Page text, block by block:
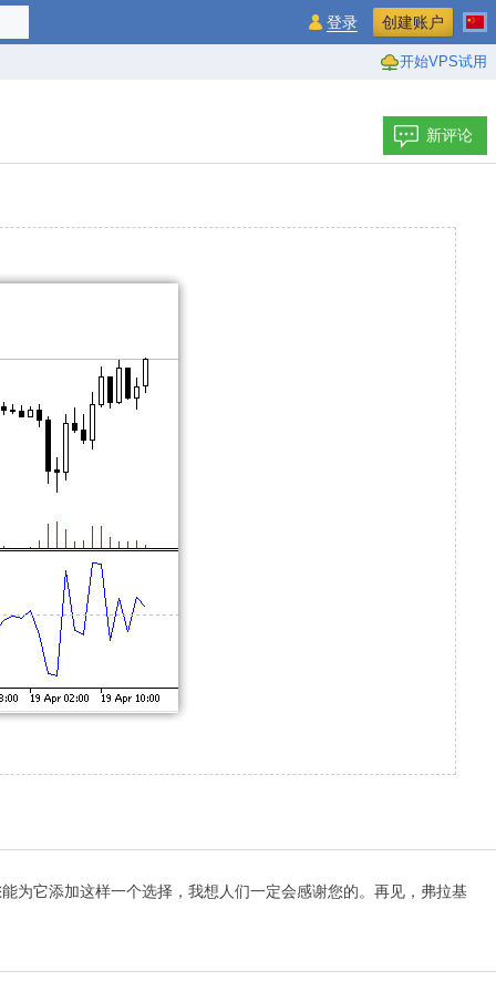
开始VPS试用
登录 创建账户
新评论
为它添加这样一个选择，我想人们一定会感谢您的。再见，弗拉基